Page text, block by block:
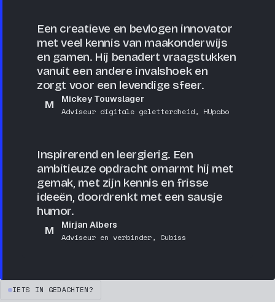
Een creatieve en bevlogen innovator
met veel kennis van maakonderwijs
en gamen. Hij benadert vraagstukken
vanuit een andere invalshoek en
zorgt voor een levendige sfeer.
M Mickey Touwslager
Adviseur digitale geletterdheid, HUpabo
Inspirerend en leergierig. Een
ambitieuze opdracht omarmt hij met
gemak, met zijn kennis en frisse
ideeën, doordrenkt met een sausje
humor.
M Mirjan Albers
Adviseur en verbinder, Cubiss
IETS IN GEDACHTEN?